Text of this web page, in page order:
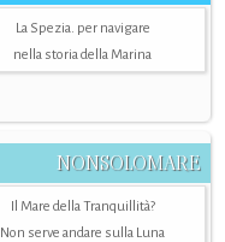
La Spezia. per navigare
nella storia della Marina
NONSOLOMARE
Il Mare della Tranquillità?
Non serve andare sulla Luna